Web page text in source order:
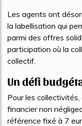
Les agents ont
la labellisation qui
parmi des offres
participation où la
collectif.
Un défi
Pour les
financier non
référence fixé à 7